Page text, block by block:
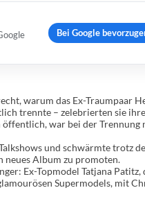
Bei Google
warum das Ex-Traumpaar
trennte – zelebrierten sie ihre
öffentlich, war bei der Trennung
und schwärmte trotz
neues Album zu promoten.
Ex-Topmodel Tatjana Patitz,
Supermodels, mit